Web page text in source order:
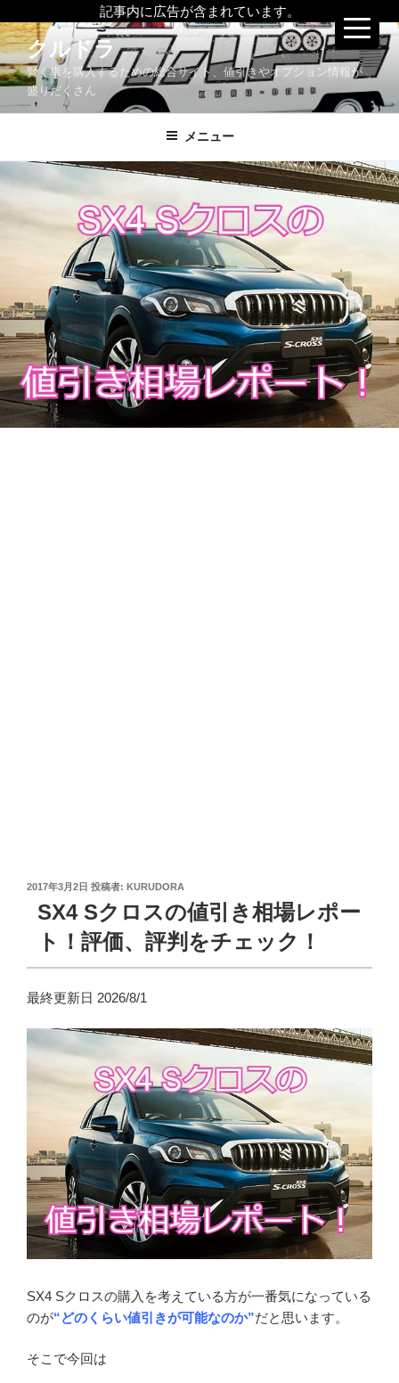
記事内に広告が含まれています。
コ
ン
テ
ツ
ス
キ
クルドラ
賢く車を購入するための総合サイト、値引きやオプション情報が
盛りだくさん
メニュー
投
日:
2017年3月2日 投稿者: KURUDORA
SX4 Sクロスの値引き相場レポー
ト！評価、評判をチェック！
最終更新日 2026/8/1
SX4 Sクロスの購入を考えている方が一番気になっている
のが“どのくらい値引きが可能なのか”だと思います。
そこで今回は